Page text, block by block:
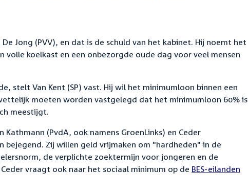
Jong (PVV), en dat is de schuld van het kabinet. Hij noemt het
koelkast en een onbezorgde oude dag voor veel mensen
stelt Van Kent (SP) vast. Hij wil het minimumloon binnen een
moeten worden vastgelegd dat het minimumloon 60% is
meestijgt.
Kathmann (PvdA, ook namens GroenLinks) en Ceder
bejegend. Zij willen geld vrijmaken om "hardheden" in de
de verplichte zoektermijn voor jongeren en de
vraagt ook naar het sociaal minimum op de External
BES-eilanden